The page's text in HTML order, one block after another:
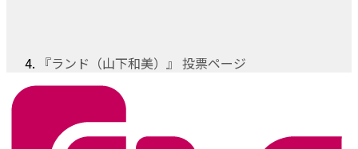
『ランド（山下和美）』 投票ページ